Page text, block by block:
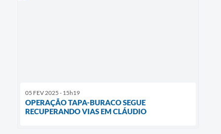
05 FEV 2025 - 15h19
OPERAÇÃO TAPA-BURACO SEGUE
RECUPERANDO VIAS EM CLÁUDIO